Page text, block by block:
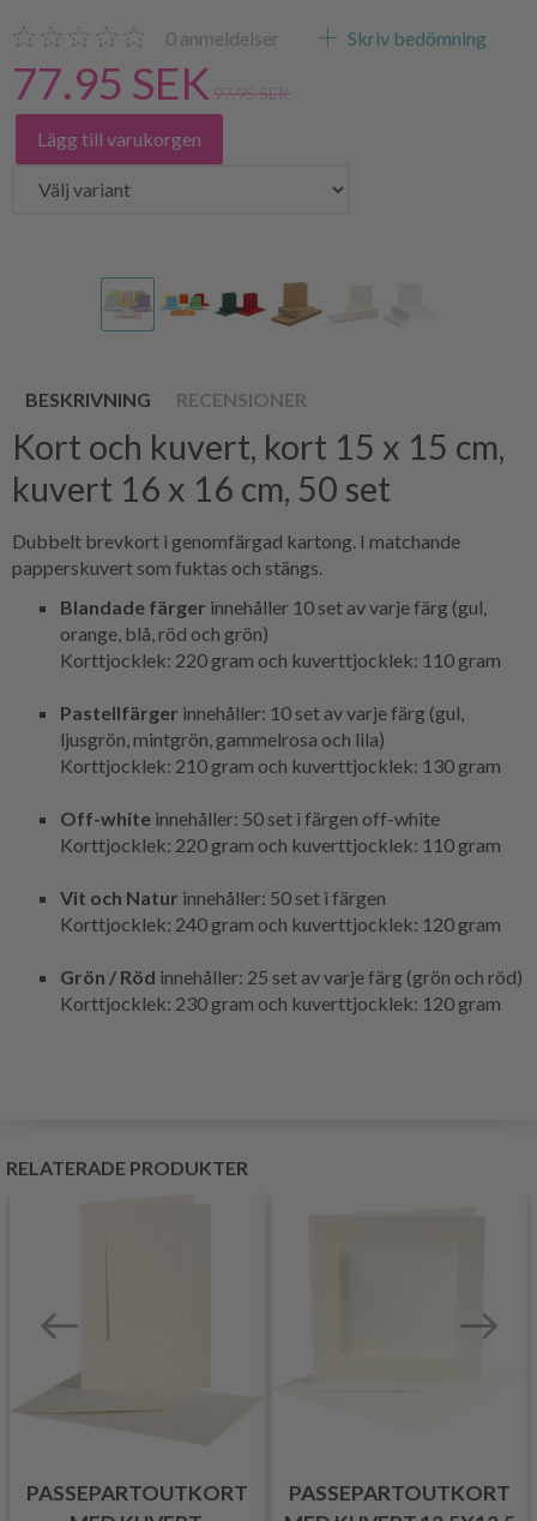
0 anmeldelser Skriv bedömning
77.95 SEK 97.95 SEK
Lägg till varukorgen
BESKRIVNING RECENSIONER
Kort och kuvert, kort 15 x 15 cm,
kuvert 16 x 16 cm, 50 set
Dubbelt brevkort i genomfärgad kartong. I matchande
papperskuvert som fuktas och stängs.
Blandade färger innehåller 10 set av varje färg (gul,
orange, blå, röd och grön)
Korttjocklek: 220 gram och kuverttjocklek: 110 gram
Pastellfärger innehåller: 10 set av varje färg (gul,
ljusgrön, mintgrön, gammelrosa och lila)
Korttjocklek: 210 gram och kuverttjocklek: 130 gram
Off-white innehåller: 50 set i färgen off-white
Korttjocklek: 220 gram och kuverttjocklek: 110 gram
Vit och Natur innehåller: 50 set i färgen
Korttjocklek: 240 gram och kuverttjocklek: 120 gram
Grön / Röd innehåller: 25 set av varje färg (grön och röd)
Korttjocklek: 230 gram och kuverttjocklek: 120 gram
RELATERADE PRODUKTER
PASSEPARTOUTKORT
PASSEPARTOUTKORT